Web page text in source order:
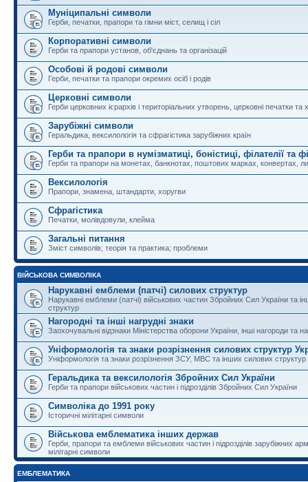
Муніципальні символи
Герби, печатки, прапори та гімни міст, селищ і сіл
Корпоративні символи
Герби та прапори установ, об'єднань та організацій
Особові й родові символи
Герби, печатки та прапори окремих осіб і родів
Церковні символи
Герби церковних ієрархів і територіальних утворень, церковні печатки та
Зарубіжні символи
Геральдика, вексилологія та сфрагістика зарубіжних країн
Герби та прапори в нумізматиці, боністиці, філателії та
Герби та прапори на монетах, банкнотах, поштових марках, конвертах,
Вексилологія
Прапори, знамена, штандарти, хоругви
Сфрагістика
Печатки, молівдовули, клейма
Загальні питання
Зміст символів; теорія та практика; проблеми
ВІЙСЬКОВА СИМВОЛІКА
Нарукавні емблеми (патчі) силових структур
Нарукавні емблеми (патчі) військових частин Збройних Сил України та
структур
Нагородні та інші нагрудні знаки
Заохочувальні відзнаки Міністерства оборони України, інші нагороди та
Уніформологія та знаки розрізнення силових структур
Уніформологія та знаки розрізнення ЗСУ, МВС та інших силових структур
Геральдика та вексилологія Збройних Сил України
Герби та прапори військових частин і підрозділів Збройних Сил України
Символіка до 1991 року
Історичні мілітарні символи
Військова емблематика інших держав
Герби, прапори та емблеми військових частин і підрозділів зарубіжних
мілітарні символи
ЕМБЛЕМАТИКА